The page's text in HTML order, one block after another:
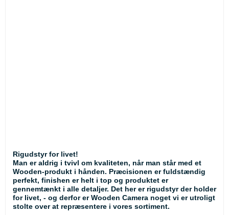
Rigudstyr for livet!
Man er aldrig i tvivl om kvaliteten, når man står med et
Wooden-produkt i hånden. Præcisionen er fuldstændig
perfekt, finishen er helt i top og produktet er
gennemtænkt i alle detaljer. Det her er rigudstyr der holder
for livet, - og derfor er Wooden Camera noget vi er utroligt
stolte over at repræsentere i vores sortiment.